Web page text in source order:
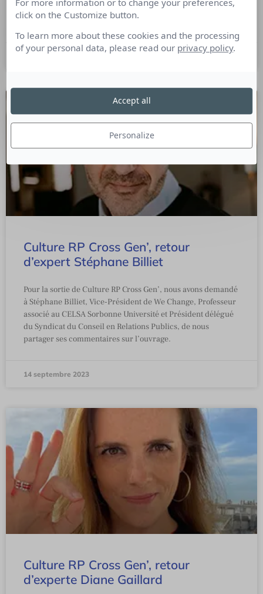
Consulting, de nous partager ses commentaires sur
l’ouvrage.
18 septembre 2023
Culture RP Cross Gen’, retour
d’expert Stéphane Billiet
Pour la sortie de Culture RP Cross Gen’, nous avons demandé
à Stéphane Billiet, Vice-Président de We Change, Professeur
associé au CELSA Sorbonne Université et Président délégué
du Syndicat du Conseil en Relations Publics, de nous
partager ses commentaires sur l’ouvrage.
14 septembre 2023
Culture RP Cross Gen’, retour
d’experte Diane Gaillard
click on the Customize button.
To learn more about these cookies and the processing
of your personal data, please read our privacy policy.
Personalize
Accept all